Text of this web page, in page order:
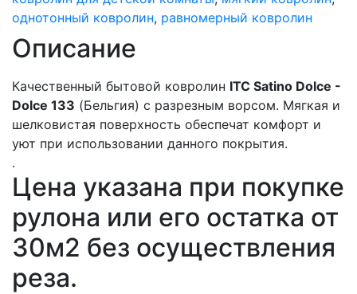
однотонный ковролин, равномерный ковролин
Описание
Качественный бытовой ковролин ITC Satino Dolce -
Dolce 133 (Бельгия) с разрезным ворсом. Мягкая и
шелковистая поверхность обеспечат комфорт и
уют при использовании данного покрытия.
.
Цена указана при покупке
рулона или его остатка от
30м2 без осуществления
реза.